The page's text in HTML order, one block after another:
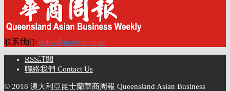
联系我们: qabw@qabw.com.au
RSS訂閱
聯絡我們 Contact Us
© 2018 澳大利亞昆士蘭華商周報 Queensland Asian Business